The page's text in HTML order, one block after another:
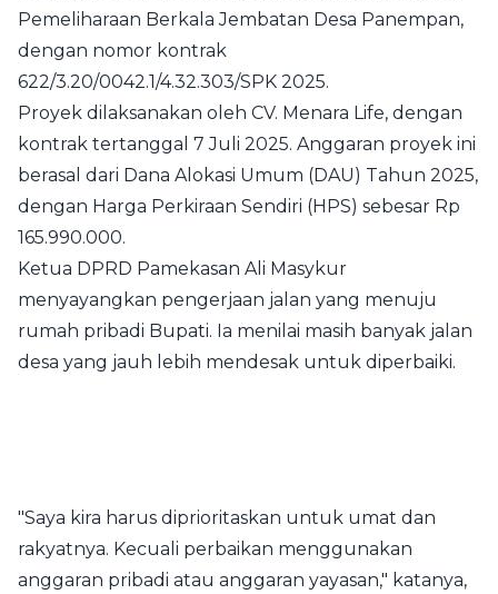
Pemeliharaan Berkala Jembatan Desa Panempan,
dengan nomor kontrak
622/3.20/0042.1/4.32.303/SPK 2025.
Proyek dilaksanakan oleh CV. Menara Life, dengan
kontrak tertanggal 7 Juli 2025. Anggaran proyek ini
berasal dari Dana Alokasi Umum (DAU) Tahun 2025,
dengan Harga Perkiraan Sendiri (HPS) sebesar Rp
165.990.000.
Ketua DPRD Pamekasan Ali Masykur
menyayangkan pengerjaan jalan yang menuju
rumah pribadi Bupati. Ia menilai masih banyak jalan
desa yang jauh lebih mendesak untuk diperbaiki.
"Saya kira harus diprioritaskan untuk umat dan
rakyatnya. Kecuali perbaikan menggunakan
anggaran pribadi atau anggaran yayasan," katanya,